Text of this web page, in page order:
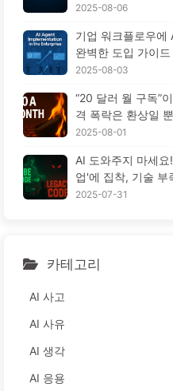
고 오히려 경쟁자들
2025-08-06
기업 워크플로우에
완벽한 도입 가이
2025-08-03
“20 달러 월 구독”
격 폭락은 환상일
이다 — 천천히 배우
2025-08-01
AI 도와주지 마세
업'에 집착, 기술
천히 배우는 AI163
2025-07-31
카테고리
AI 사고
AI 사유
AI 생각
AI 응용